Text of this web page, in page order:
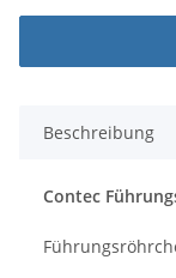
Beschreibung
Contec